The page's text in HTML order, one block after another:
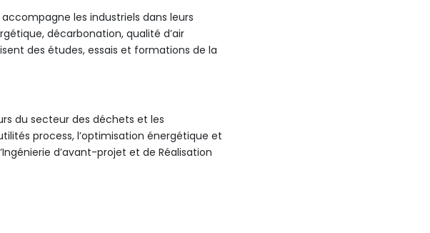
les industriels dans leurs
décarbonation, qualité d’air
des études, essais et formations de la
du secteur des déchets et les
process, l’optimisation énergétique et
d’avant-projet et de Réalisation